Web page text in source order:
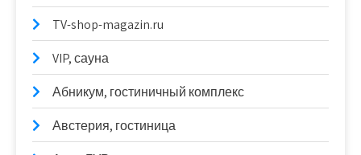
TV-shop-magazin.ru
VIP, сауна
Абникум, гостиничный комплекс
Австерия, гостиница